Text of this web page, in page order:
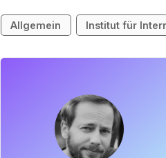
Allgemein Institut für